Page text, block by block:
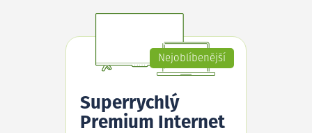
Nejoblíbenější
Superrychlý
Premium Internet